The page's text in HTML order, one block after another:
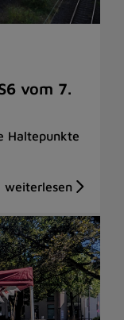
vom 7.
Haltepunkte